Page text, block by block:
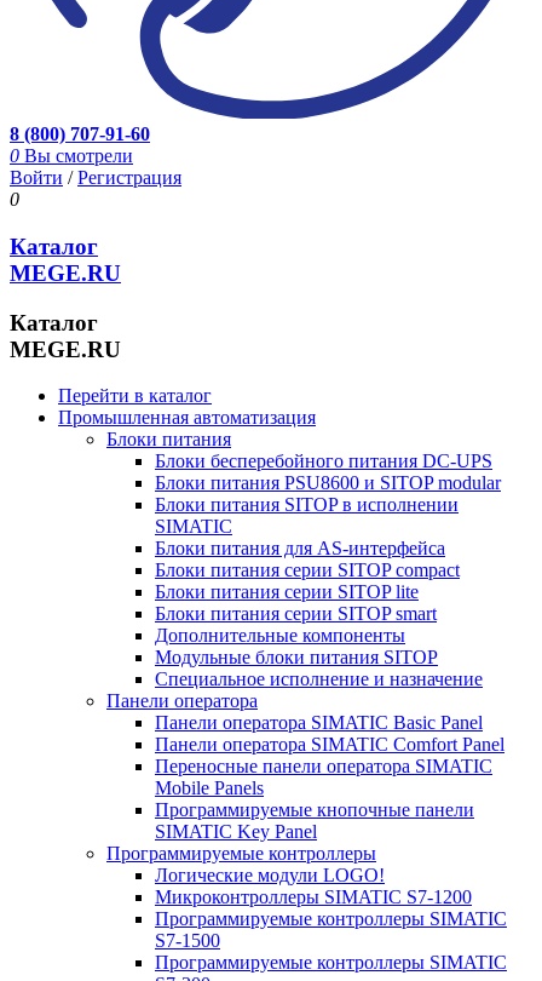
8 (800) 707-91-60
0 Вы смотрели
Войти /Регистрация
0
Каталог
MEGE.RU
Каталог
MEGE.RU
Перейти в каталог
Промышленная автоматизация
Блоки питания
Блоки бесперебойного питания DC-UPS
Блоки питания PSU8600 и SITOP modular
Блоки питания SITOP в исполнении
SIMATIC
Блоки питания для AS-интерфейса
Блоки питания серии SITOP compact
Блоки питания серии SITOP lite
Блоки питания серии SITOP smart
Дополнительные компоненты
Модульные блоки питания SITOP
Специальное исполнение и назначение
Панели оператора
Панели оператора SIMATIC Basic Panel
Панели оператора SIMATIC Comfort Panel
Переносные панели оператора SIMATIC
Mobile Panels
Программируемые кнопочные панели
SIMATIC Key Panel
Программируемые контроллеры
Логические модули LOGO!
Микроконтроллеры SIMATIC S7-1200
Программируемые контроллеры SIMATIC
S7-1500
Программируемые контроллеры SIMATIC